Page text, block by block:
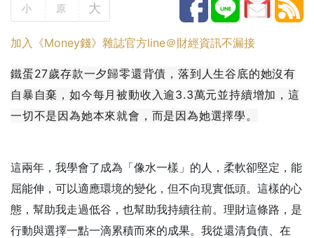
小 原 大
加入《Money錢》雜誌官方line＠財經資訊不漏接
鐵蛋27歲存款一夕歸零還背債，落到人生谷底的她沒有
自暴自棄，如今每月被動收入逾3.3萬元並持續增加，這
一切不是因為她本來就會，而是因為她選擇學。
這兩年，我學會了成為「像水一樣」的人，柔軟卻堅定，能
屈能伸，可以適應環境的變化，但不向現實低頭。這樣的心
態，幫助我走過低谷，也幫助我持續往前。理財這條路，是
行動與選擇一點一滴累積而來的成果。我從還清負債、在